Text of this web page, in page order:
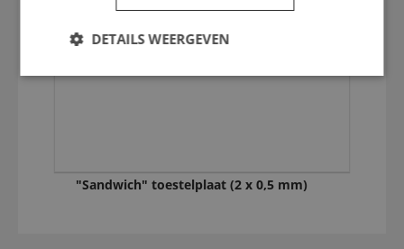
"Sandwich" toestelplaat (2 x 0,5 mm)
DETAILS WEERGEVEN